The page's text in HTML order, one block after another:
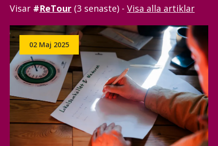
Visar ReTour (3 senaste) - Visa alla artiklar
02 Maj 2025